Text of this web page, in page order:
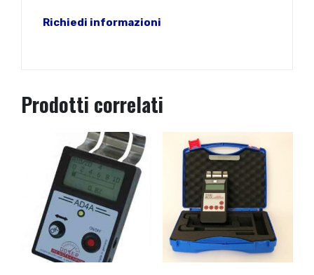
Richiedi informazioni
Prodotti correlati